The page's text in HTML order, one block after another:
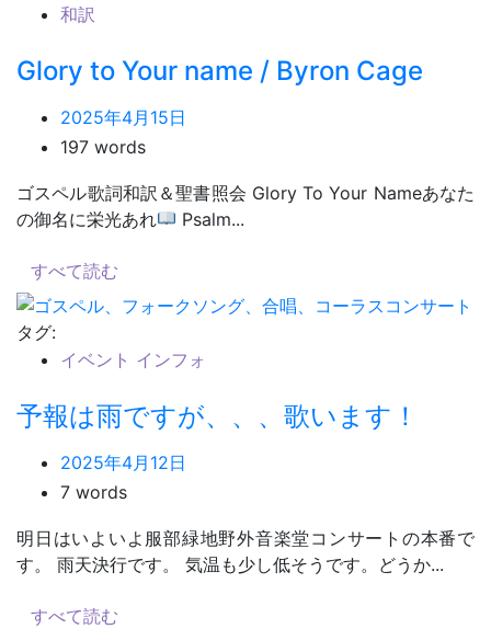
和訳
Glory to Your name / Byron Cage
2025年4月15日
197 words
ゴスペル歌詞和訳＆聖書照会 Glory To Your Nameあなた
の御名に栄光あれ
Psalm...
すべて読む
タグ:
イベント インフォ
予報は雨ですが、、、歌います！
2025年4月12日
7 words
明日はいよいよ服部緑地野外音楽堂コンサートの本番で
す。 雨天決行です。 気温も少し低そうです。どうか...
すべて読む